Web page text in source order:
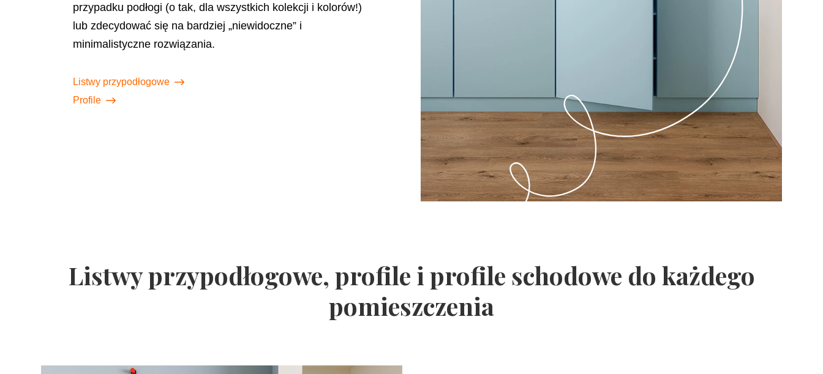
przypadku podłogi (o tak, dla wszystkich kolekcji i kolorów!)
lub zdecydować się na bardziej „niewidoczne” i
minimalistyczne rozwiązania.
Listwy przypodłogowe
Profile
Listwy przypodłogowe, profile i profile schodowe do każdego
pomieszczenia